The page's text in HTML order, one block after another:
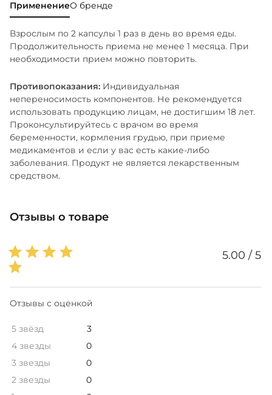
ПрименениеО бренде
Взрослым по 2 капсулы 1 раз в день во время еды.
Продолжительность приема не менее 1 месяца. При
необходимости прием можно повторить.
Противопоказания: Индивидуальная
непереносимость компонентов. Не рекомендуется
использовать продукцию лицам, не достигшим 18 лет.
Проконсультируйтесь с врачом во время
беременности, кормления грудью, при приеме
медикаментов и если у вас есть какие-либо
заболевания. Продукт не является лекарственным
средством.
Отзывы о товаре
5.00 / 5
Отзывы с оценкой
5 звёзд
3
4 звезды
0
3 звезды
0
2 звезды
0